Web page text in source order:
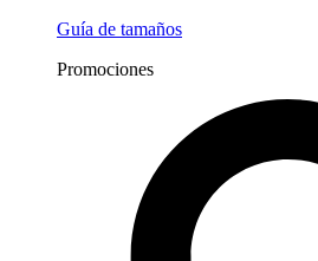
Guía de tamaños
Promociones